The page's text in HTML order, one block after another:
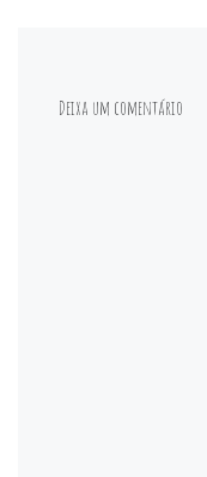
Deixa um comentário